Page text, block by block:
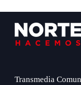
Footer
Transmedia